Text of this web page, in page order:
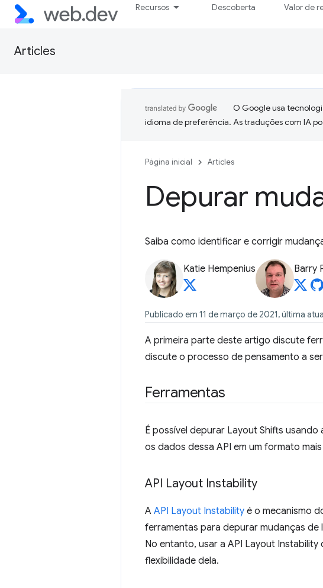
Recursos Descoberta Valor de
Articles
O Google usa
idioma de preferência. As traduções com IA
Página inicial Articles
Depurar
Saiba como identificar e corrigir
Katie Hempenius Barry
Publicado em 11 de março de 2021, última
A primeira parte deste artigo discute
discute o processo de pensamento a
Ferramentas
É possível depurar Layout Shifts
os dados dessa API em um formato
API Layout Instability
A API Layout Instability é o mecanismo
ferramentas para depurar mudanças de
No entanto, usar a API Layout
flexibilidade dela.